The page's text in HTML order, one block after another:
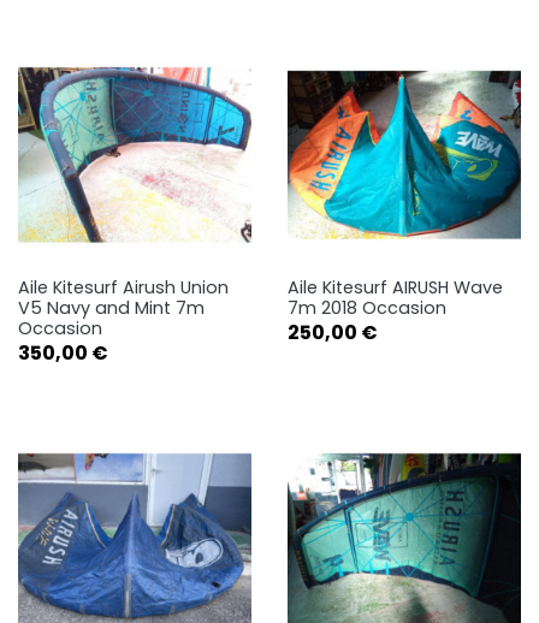
Aile Kitesurf Airush Union
V5 Navy and Mint 7m
Occasion
Prix
350,00 €
Aile Kitesurf AIRUSH Wave
7m 2018 Occasion
Prix
250,00 €